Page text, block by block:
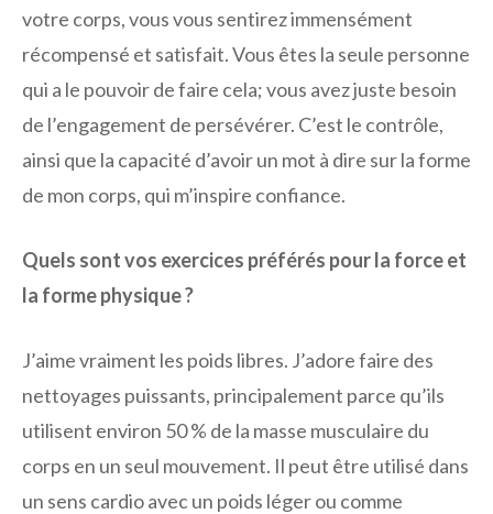
votre corps, vous vous sentirez immensément
récompensé et satisfait. Vous êtes la seule personne
qui a le pouvoir de faire cela; vous avez juste besoin
de l’engagement de persévérer. C’est le contrôle,
ainsi que la capacité d’avoir un mot à dire sur la forme
de mon corps, qui m’inspire confiance.
Quels sont vos exercices préférés pour la force et
la forme physique ?
J’aime vraiment les poids libres. J’adore faire des
nettoyages puissants, principalement parce qu’ils
utilisent environ 50 % de la masse musculaire du
corps en un seul mouvement. Il peut être utilisé dans
un sens cardio avec un poids léger ou comme